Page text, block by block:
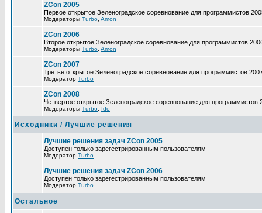
ZCon 2005
Первое открытое Зеленоградское соревнование для программистов
Модераторы Turbo Amon
ZCon 2006
Второе открытое Зеленоградское соревнование для программистов
Модераторы Turbo Amon
ZCon 2007
Третье открытое Зеленоградское соревнование для программистов
Модератор Turbo
ZCon 2008
Четвертое открытое Зеленоградское соревнование для программистов
Модераторы Turbo fdo
Исходники / Лучшие решения
Лучшие решения задач ZCon 2005
Доступен только зарегестрированным пользователям
Модератор Turbo
Лучшие решения задач ZCon 2006
Доступен только зарегестрированным пользователям
Модератор Turbo
Остальное